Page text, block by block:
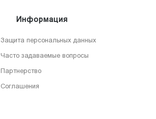
Информация
Защита персональных данных
Часто задаваемые вопросы
Партнерство
Соглашения